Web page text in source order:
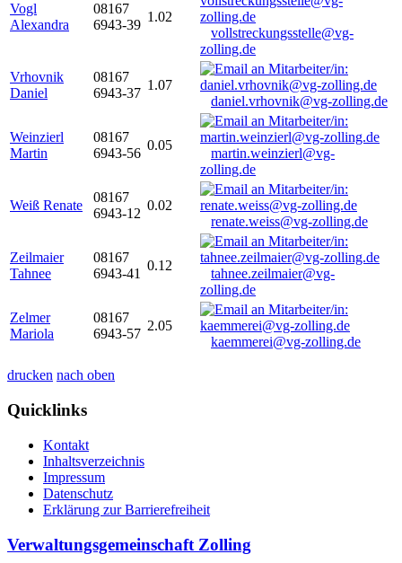
Vogl
Alexandra
08167
6943-39
1.02
vollstreckungsstelle@vg-
zolling.de
Vrhovnik
Daniel
08167
6943-37
1.07
daniel.vrhovnik@vg-zolling.de
Weinzierl
Martin
08167
6943-56
0.05
martin.weinzierl@vg-
zolling.de
Weiß Renate
08167
6943-12
0.02
renate.weiss@vg-zolling.de
Zeilmaier
Tahnee
08167
6943-41
0.12
tahnee.zeilmaier@vg-
zolling.de
Zelmer
Mariola
08167
6943-57
2.05
kaemmerei@vg-zolling.de
drucken nach oben
Quicklinks
Kontakt
Inhaltsverzeichnis
Impressum
Datenschutz
Erklärung zur Barrierefreiheit
Verwaltungsgemeinschaft Zolling